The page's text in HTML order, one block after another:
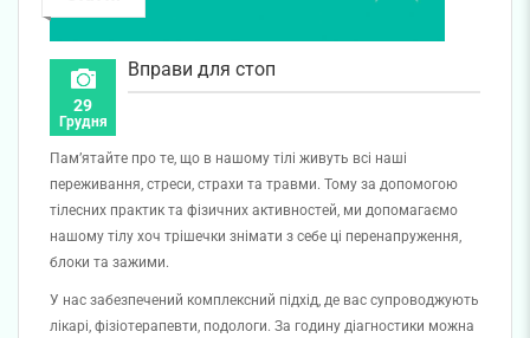
29
Грудня
Вправи для стоп
Памʼятайте про те, що в нашому тілі живуть всі наші
переживання, стреси, страхи та травми. Тому за допомогою
тілесних практик та фізичних активностей, ми допомагаємо
нашому тілу хоч трішечки знімати з себе ці перенапруження,
блоки та зажими.
У нас забезпечений комплексний підхід, де вас супроводжують
лікарі, фізіотерапевти, подологи. За годину діагностики можна